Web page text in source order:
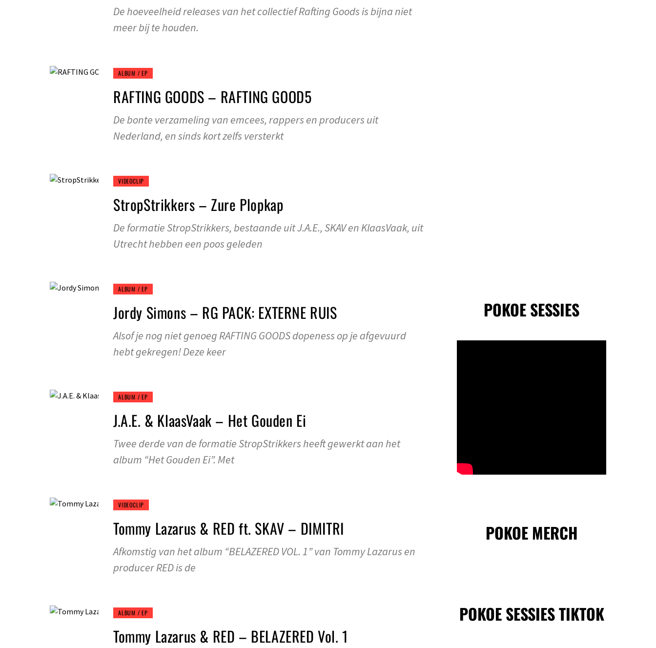
De hoeveelheid releases van het collectief Rafting Goods is bijna niet
meer bij te houden.
ALBUM / EP
RAFTING GOODS – RAFTING GOOD5
De bonte verzameling van emcees, rappers en producers uit
Nederland, en sinds kort zelfs versterkt
VIDEOCLIP
StropStrikkers – Zure Plopkap
De formatie StropStrikkers, bestaande uit J.A.E., SKAV en KlaasVaak, uit
Utrecht hebben een poos geleden
ALBUM / EP
Jordy Simons – RG PACK: EXTERNE RUIS
Alsof je nog niet genoeg RAFTING GOODS dopeness op je afgevuurd
hebt gekregen! Deze keer
ALBUM / EP
J.A.E. & KlaasVaak – Het Gouden Ei
Twee derde van de formatie StropStrikkers heeft gewerkt aan het
album “Het Gouden Ei”. Met
VIDEOCLIP
Tommy Lazarus & RED ft. SKAV – DIMITRI
Afkomstig van het album “BELAZERED VOL. 1” van Tommy Lazarus en
producer RED is de
ALBUM / EP
Tommy Lazarus & RED – BELAZERED Vol. 1
POKOE SESSIES
POKOE MERCH
POKOE SESSIES TIKTOK